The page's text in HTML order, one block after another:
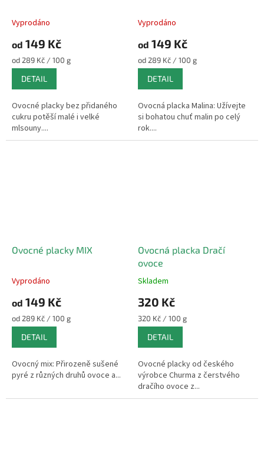
Průměrné
produktu
je
5,0
5
hvězdiček.
Vyprodáno
od 149 Kč
Měrná
cena:
od 289 Kč / 100 g
DETAIL
Ovocné placky bez přidaného
cukru potěší malé i velké
mlsouny....
Průměrné
produktu
je
5,0
5
hvězdiček.
Vyprodáno
od 149 Kč
Měrná
cena:
od 289 Kč / 100 g
DETAIL
Ovocná placka Malina: Užívejte
si bohatou chuť malin po celý
rok....
Ovocné placky MIX
Průměrné
produktu
je
5,0
5
hvězdiček.
Vyprodáno
od 149 Kč
Měrná
cena:
od 289 Kč / 100 g
DETAIL
Ovocný mix: Přirozeně sušené
pyré z různých druhů ovoce a...
Ovocná placka Dračí
ovoce
Průměrné
produktu
je
5,0
5
hvězdiček.
Skladem
320 Kč
Měrná
cena:
320 Kč / 100 g
DETAIL
Ovocné placky od českého
výrobce Churma z čerstvého
dračího ovoce z...